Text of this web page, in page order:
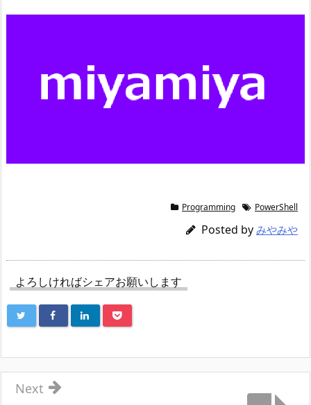
Programming PowerShell
Posted by みやみや
よろしければシェアお願いします
Next